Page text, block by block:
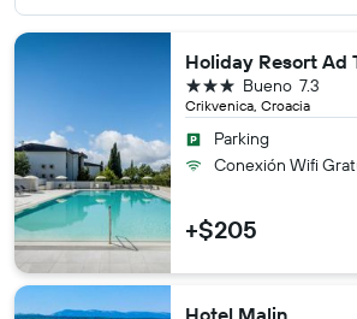
Holiday Resort Ad
Crikvenica, Croacia
7.3
Bueno
3 estrellas
Parking
Conexión Wifi
+$205
Hotel Malin